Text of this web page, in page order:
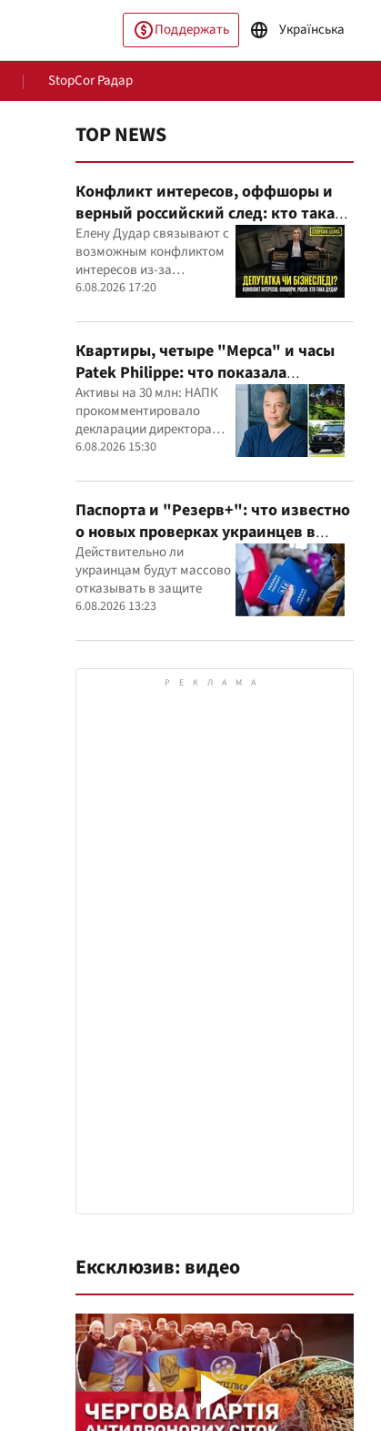
Поддержать Українська
StopCor Радар
TOP NEWS
Конфликт интересов, оффшоры и
верный российский след: кто такая
Елена Дударь
Елену Дудар связывают с
возможным конфликтом
интересов из-за
семейного строительного
скандалов, судебных дел
6.08.2026 17:20
Квартиры, четыре "Мерса" и часы
Patek Philippe: что показала
проверка деклараций руководителя
детского кардиоцентра
Маньковского и что говорит НАПК?
Активы на 30 млн: НАПК
прокомментировало
декларации директора
кардиоцентра Георгия
6.08.2026 15:30
Паспорта и "Резерв+": что известно
о новых проверках украинцев в
Румынии
Действительно ли
украинцам будут массово
отказывать в защите
6.08.2026 13:23
Ексклюзив: видео